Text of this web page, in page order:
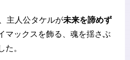
主人公タケルが未来を諦めず
マックスを飾る、魂を揺さぶ
た。